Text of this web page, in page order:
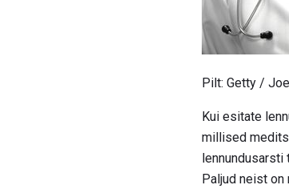
Pilt: Getty /
Kui esitate
millised
Paljud neist